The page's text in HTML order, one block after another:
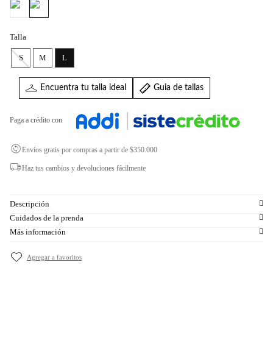
Talla
S M L
Encuentra tu talla ideal Guia de tallas
Paga a crédito con
Envíos gratis por compras a partir de $350.000
Haz tus cambios y devoluciones fácilmente
Descripción
Cuidados de la prenda
Más información